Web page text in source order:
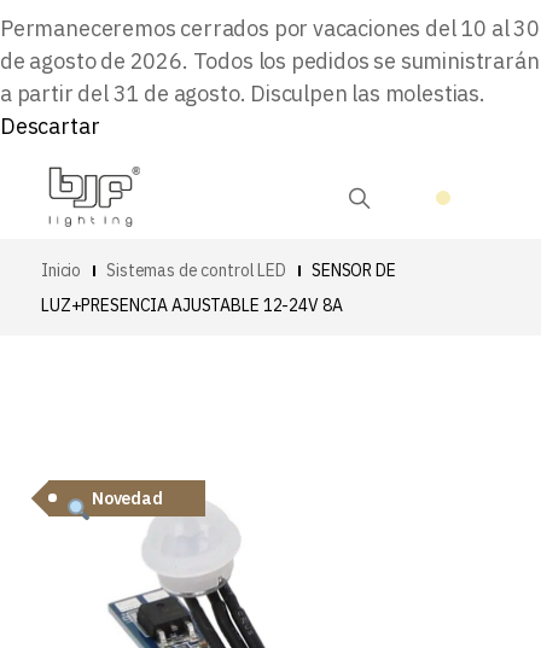
Permaneceremos cerrados por vacaciones del 10 al 30
de agosto de 2026. Todos los pedidos se suministrarán
a partir del 31 de agosto. Disculpen las molestias.
Descartar
Inicio Sistemas de control LED
SENSOR DE
LUZ+PRESENCIA AJUSTABLE 12-24V 8A
Novedad